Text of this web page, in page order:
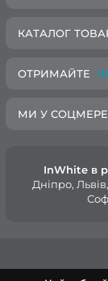
КАТАЛОГ
ОТРИМАЙТЕ -
МИ У
InWhite в
Дніпро,